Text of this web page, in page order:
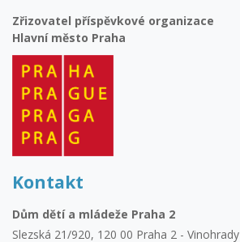
Zřizovatel příspěvkové organizace
Hlavní město Praha
Kontakt
Dům dětí a mládeže Praha 2
Slezská 21/920, 120 00 Praha 2 - Vinohrady